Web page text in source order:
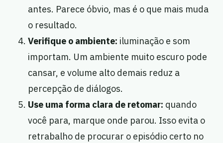
antes. Parece óbvio, mas é o que mais muda
o resultado.
Verifique o ambiente: iluminação e som
importam. Um ambiente muito escuro pode
cansar, e volume alto demais reduz a
percepção de diálogos.
Use uma forma clara de retomar: quando
você para, marque onde parou. Isso evita o
retrabalho de procurar o episódio certo no